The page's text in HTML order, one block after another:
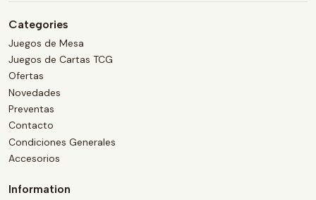
Categories
Juegos de Mesa
Juegos de Cartas TCG
Ofertas
Novedades
Preventas
Contacto
Condiciones Generales
Accesorios
Information